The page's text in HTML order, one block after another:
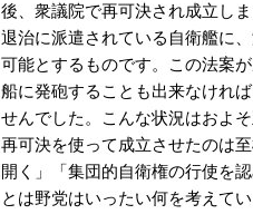
後、衆議院で再可決され成立し
退治に派遣されている自衛艦に
可能とするものです。この法案
船に発砲することも出来なけれ
せんでした。こんな状況はおよ
再可決を使って成立させたのは
開く」「集団的自衛権の行使を
とは野党はいったい何を考えて